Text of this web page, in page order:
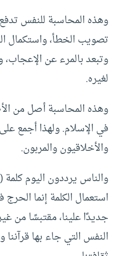
وهذه المحاسبة للنفس تدفع
تصويب الخطأ، واستكمال
وتبعد بالمرء عن الإعجاب،
لغيره.
وهذه المحاسبة أصل من
في الإسلام. ولهذا أجمع
والأخلاقيون والمربون.
والناس يرددون اليوم
استعمال الكلمة إنما الحرج
جديدًا علينا، مقتبسًا من
النفس التي جاء بها